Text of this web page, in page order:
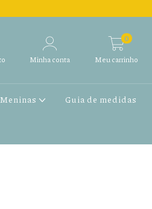
Minha conta Meu carrinho
0
Meninas Guia de medidas